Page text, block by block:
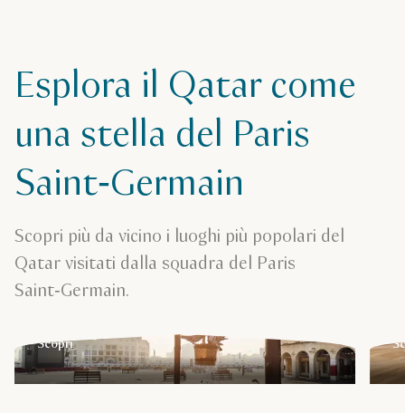
Esplora il Qatar come
una stella del Paris
Saint‑Germain
Scopri più da vicino i luoghi più popolari del
Qatar visitati dalla squadra del Paris
Saint‑Germain.
Souq Waqif
Scopri